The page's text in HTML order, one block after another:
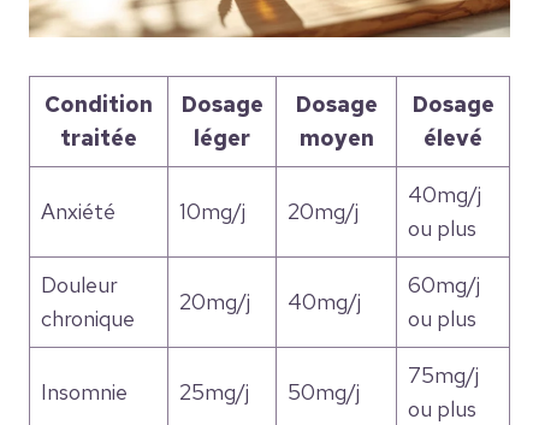
Condition
traitée
Dosage
léger
Dosage
moyen
Dosage
élevé
Anxiété 10mg/j 20mg/j
40mg/j
ou plus
Douleur
chronique
20mg/j 40mg/j
60mg/j
ou plus
Insomnie 25mg/j 50mg/j
75mg/j
ou plus